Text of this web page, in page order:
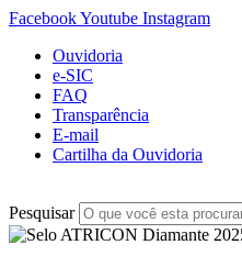
FacebookYoutube Instagram
Ouvidoria
e-SIC
FAQ
Transparência
E-mail
Cartilha da Ouvidoria
Pesquisar